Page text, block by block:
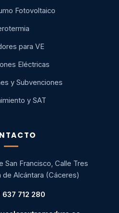
Fotovoltaico
para VE
Eléctricas
y Subvenciones
y SAT
San Francisco, Calle Tres
de Alcántara (Cáceres)
637 712 280